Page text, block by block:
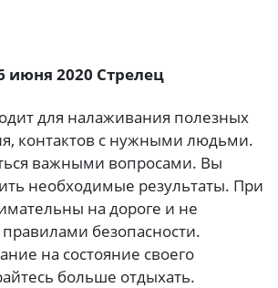
июня 2020 Стрелец
для налаживания полезных
контактов с нужными людьми.
важными вопросами. Вы
необходимые результаты. При
на дороге и не
безопасности.
на состояние своего
больше отдыхать.